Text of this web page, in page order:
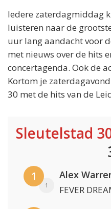
Iedere zaterdagmiddag
luisteren naar de
uur lang aandacht voor
met nieuws over de hits
concertagenda. Ook de
Kortom je
30 met de hits van de
Sleutelstad
1
1
Alex
FEVER